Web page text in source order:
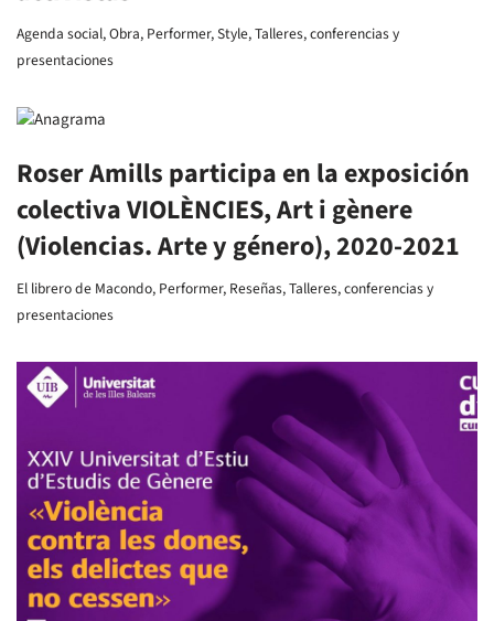
Agenda social,Obra, Performer,Style,Talleres, conferencias y
presentaciones
Roser Amills participa en la exposición
colectiva VIOLÈNCIES, Art i gènere
(Violencias. Arte y género), 2020-2021
El librero de Macondo, Performer, Reseñas,Talleres, conferencias y
presentaciones